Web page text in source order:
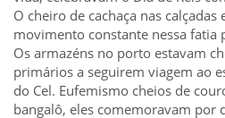
O cheiro de cachaça nas calçadas
movimento constante nessa fatia
Os armazéns no porto estavam
primários a seguirem viagem ao
do Cel. Eufemismo cheios de
bangalô, eles comemoravam por